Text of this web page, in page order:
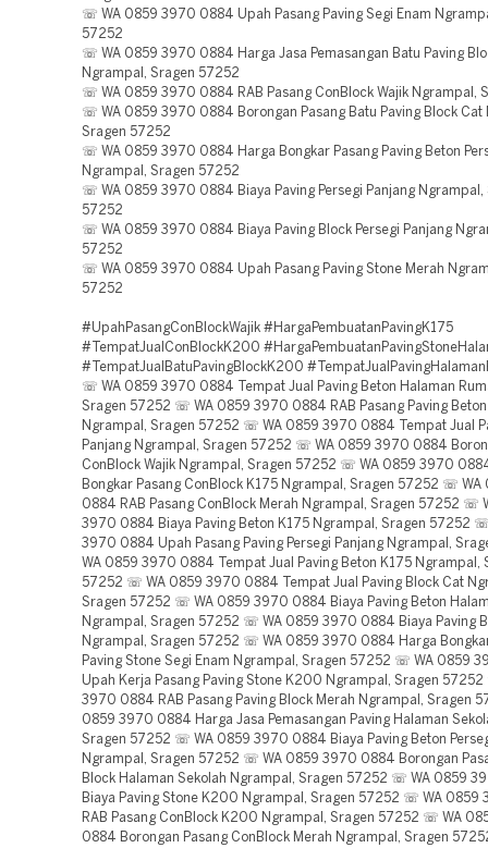
☏ WA 0859 3970 0884 Upah Pasang Paving Segi Enam
57252
☏ WA 0859 3970 0884 Harga Jasa Pemasangan Batu Paving
Ngrampal, Sragen 57252
☏ WA 0859 3970 0884 RAB Pasang ConBlock Wajik Ngrampal,
☏ WA 0859 3970 0884 Borongan Pasang Batu Paving Block Cat
Sragen 57252
☏ WA 0859 3970 0884 Harga Bongkar Pasang Paving Beton
Ngrampal, Sragen 57252
☏ WA 0859 3970 0884 Biaya Paving Persegi Panjang Ngrampal,
57252
☏ WA 0859 3970 0884 Biaya Paving Block Persegi Panjang
57252
☏ WA 0859 3970 0884 Upah Pasang Paving Stone Merah
57252
#UpahPasangConBlockWajik #HargaPembuatanPavingK175
#TempatJualConBlockK200
#TempatJualBatuPavingBlockK200
☏ WA 0859 3970 0884 Tempat Jual Paving Beton Halaman
Sragen 57252 ☏ WA 0859 3970 0884 RAB Pasang Paving Beton
Ngrampal, Sragen 57252 ☏ WA 0859 3970 0884 Tempat Jual
Panjang Ngrampal, Sragen 57252 ☏ WA 0859 3970 0884
ConBlock Wajik Ngrampal, Sragen 57252 ☏ WA 0859 3970
Bongkar Pasang ConBlock K175 Ngrampal, Sragen 57252 ☏
0884 RAB Pasang ConBlock Merah Ngrampal, Sragen 57252 ☏
3970 0884 Biaya Paving Beton K175 Ngrampal, Sragen 57252
3970 0884 Upah Pasang Paving Persegi Panjang Ngrampal,
WA 0859 3970 0884 Tempat Jual Paving Beton K175 Ngrampal,
57252 ☏ WA 0859 3970 0884 Tempat Jual Paving Block Cat
Sragen 57252 ☏ WA 0859 3970 0884 Biaya Paving Beton
Ngrampal, Sragen 57252 ☏ WA 0859 3970 0884 Biaya Paving
Ngrampal, Sragen 57252 ☏ WA 0859 3970 0884 Harga
Paving Stone Segi Enam Ngrampal, Sragen 57252 ☏ WA 0859
Upah Kerja Pasang Paving Stone K200 Ngrampal, Sragen
3970 0884 RAB Pasang Paving Block Merah Ngrampal, Sragen
0859 3970 0884 Harga Jasa Pemasangan Paving Halaman
Sragen 57252 ☏ WA 0859 3970 0884 Biaya Paving Beton
Ngrampal, Sragen 57252 ☏ WA 0859 3970 0884 Borongan
Block Halaman Sekolah Ngrampal, Sragen 57252 ☏ WA 0859
Biaya Paving Stone K200 Ngrampal, Sragen 57252 ☏ WA 0859
RAB Pasang ConBlock K200 Ngrampal, Sragen 57252 ☏ WA
0884 Borongan Pasang ConBlock Merah Ngrampal, Sragen